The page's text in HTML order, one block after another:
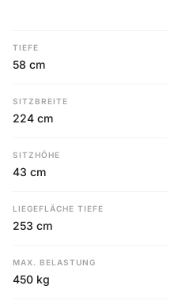
TIEFE
58 cm
SITZBREITE
224 cm
SITZHÖHE
43 cm
LIEGEFLÄCHE TIEFE
253 cm
MAX. BELASTUNG
450 kg